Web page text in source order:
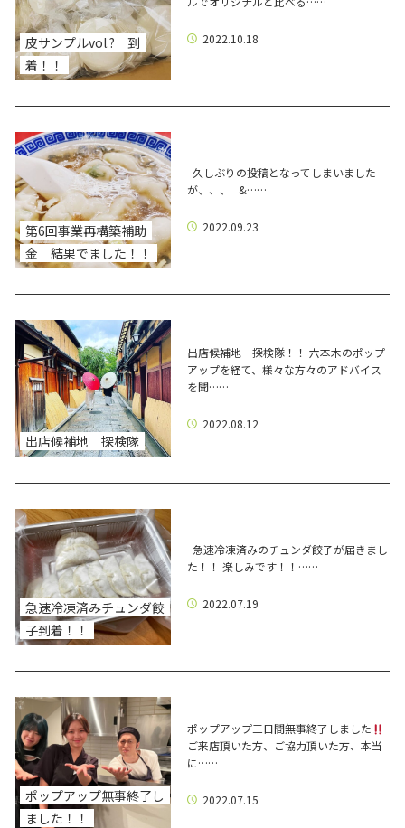
皮サンプルvol.? 到
着！！
2022.10.18
第6回事業再構築補助
金 結果でました！！
久しぶりの投稿となってしまいました
が、、、 &……
2022.09.23
出店候補地 探検隊
出店候補地 探検隊！！ 六本木のポップ
アップを経て、様々な方々のアドバイス
を聞……
2022.08.12
急速冷凍済みチュンダ餃
子到着！！
急速冷凍済みのチュンダ餃子が届きまし
た！！ 楽しみです！！……
2022.07.19
ポップアップ無事終了し
ました！！
ポップアップ三日間無事終了しました
ご来店頂いた方、ご協力頂いた方、本当
に……
2022.07.15